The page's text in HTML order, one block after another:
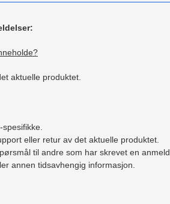
aktuelle produktet.
eller retur av det aktuelle produktet.
til andre som har skrevet en
annen tidsavhengig informasjon.